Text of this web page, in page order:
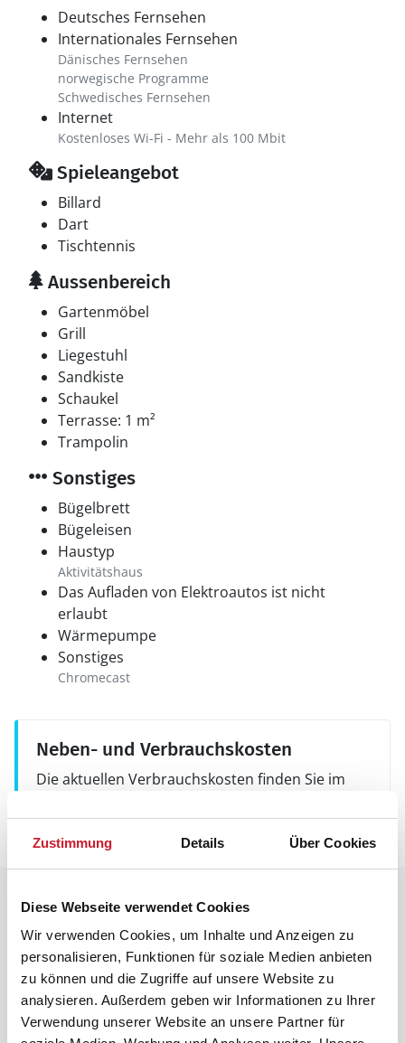
Zustimmung Details Über Cookies
Diese Webseite verwendet Cookies
Wir verwenden Cookies, um Inhalte und Anzeigen zu
personalisieren, Funktionen für soziale Medien anbieten
zu können und die Zugriffe auf unsere Website zu
analysieren. Außerdem geben wir Informationen zu Ihrer
Verwendung unserer Website an unsere Partner für
Deutsches Fernsehen
Internationales Fernsehen
Dänisches Fernsehen
norwegische Programme
Schwedisches Fernsehen
Internet
Kostenloses Wi-Fi - Mehr als 100 Mbit
Spieleangebot
Billard
Dart
Tischtennis
Aussenbereich
Gartenmöbel
Grill
Liegestuhl
Sandkiste
Schaukel
Terrasse: 1 m²
Trampolin
Sonstiges
Bügelbrett
Bügeleisen
Haustyp
Aktivitätshaus
Das Aufladen von Elektroautos ist nicht
erlaubt
Wärmepumpe
Sonstiges
Chromecast
Neben- und Verbrauchskosten
Die aktuellen Verbrauchskosten finden Sie im
Raumaufteilung